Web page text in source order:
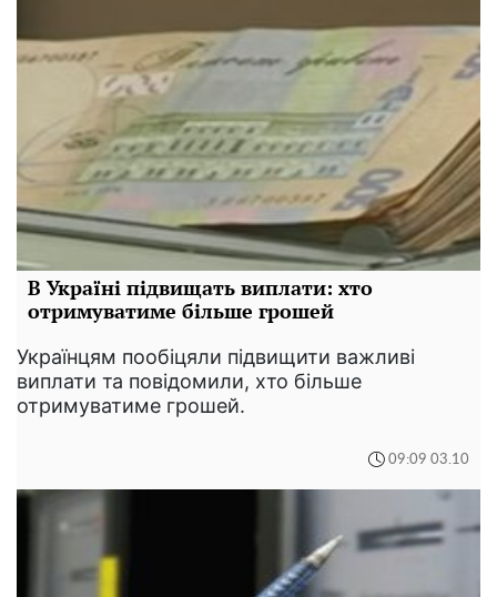
В Україні підвищать виплати: хто
отримуватиме більше грошей
Українцям пообіцяли підвищити важливі
виплати та повідомили, хто більше
отримуватиме грошей.
09:09 03.10